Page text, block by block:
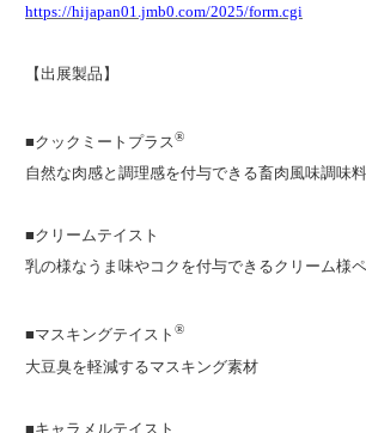
https://hijapan01.jmb0.com/2025/form.cgi
【出展製品】
■クックミートプラス®
自然な肉感と調理感を付与できる畜肉風味調味料
■クリームテイスト
乳の様なうま味やコクを付与できるクリーム様
■マスキングテイスト ®
大豆臭を軽減するマスキング素材
■キャラメルテイスト